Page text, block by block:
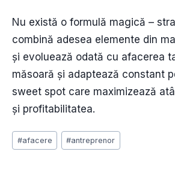
Nu există o formulă magică –
combină adesea elemente din
și evoluează odată cu afacerea
măsoară și adaptează constant
sweet spot care maximizează
și profitabilitatea.
Post
Tags:
#afacere #antreprenor